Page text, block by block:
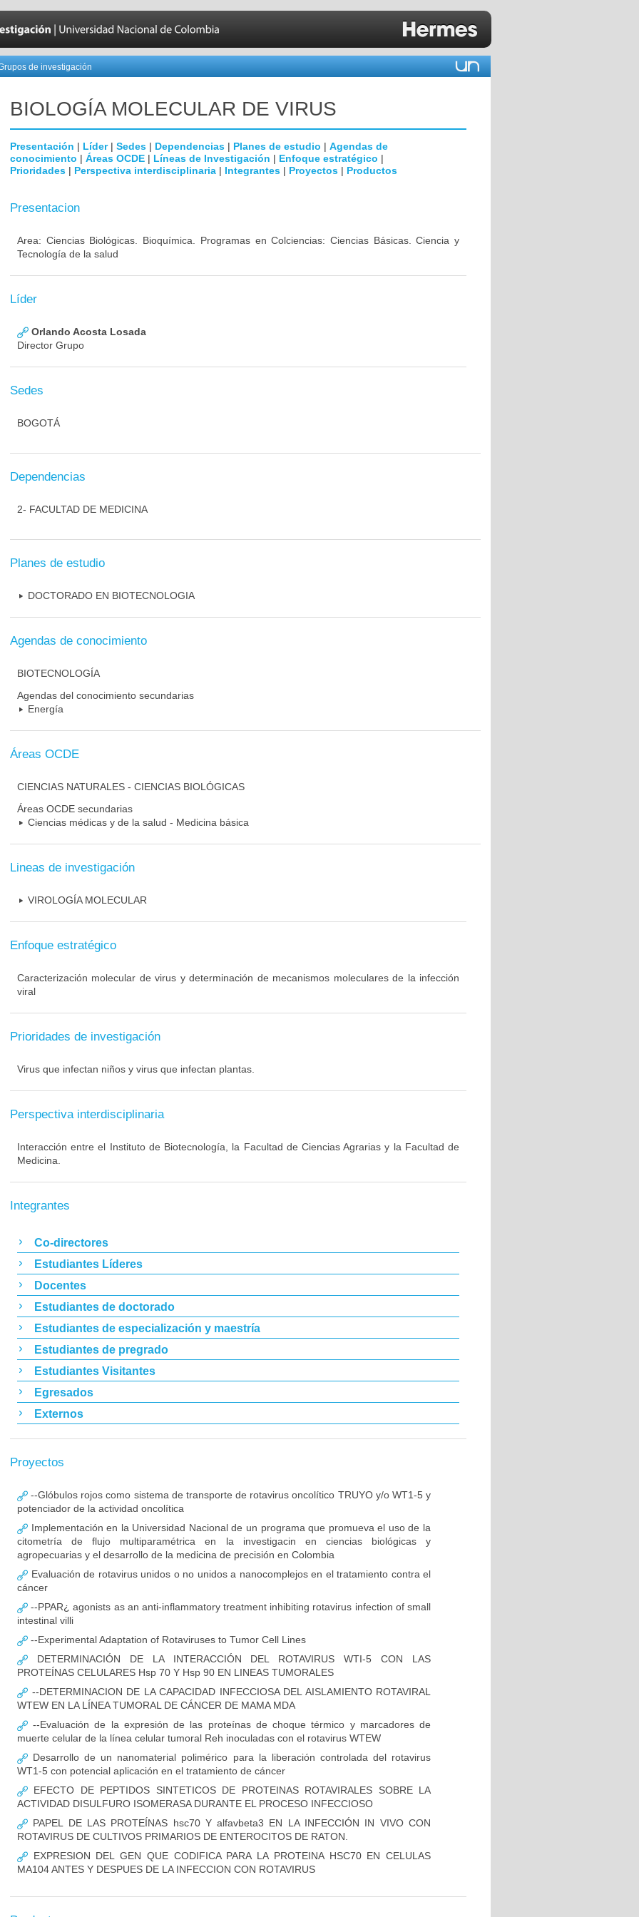
de investigación
BIOLOGÍA MOLECULAR DE VIRUS
Presentación | Líder| Sedes | Dependencias | Planes de estudio | Agendas de
conocimiento | Áreas OCDE | Líneas de Investigación | Enfoque estratégico |
Prioridades | Perspectiva interdisciplinaria | Integrantes | Proyectos | Productos
Presentacion
Area: Ciencias Biológicas. Bioquímica. Programas en Colciencias: Ciencias Básicas. Ciencia y
Tecnología de la salud
Líder
Orlando Acosta Losada
Director Grupo
Sedes
BOGOTÁ
Dependencias
2- FACULTAD DE MEDICINA
Planes de estudio
DOCTORADO EN BIOTECNOLOGIA
Agendas de conocimiento
BIOTECNOLOGÍA
Agendas del conocimiento secundarias
Energía
Áreas OCDE
CIENCIAS NATURALES - CIENCIAS BIOLÓGICAS
Áreas OCDE secundarias
Ciencias médicas y de la salud - Medicina básica
Lineas de investigación
VIROLOGÍA MOLECULAR
Enfoque estratégico
Caracterización molecular de virus y determinación de mecanismos moleculares de la infección
viral
Prioridades de investigación
Virus que infectan niños y virus que infectan plantas.
Perspectiva interdisciplinaria
Interacción entre el Instituto de Biotecnología, la Facultad de Ciencias Agrarias y la Facultad de
Medicina.
Integrantes
Co-directores
Estudiantes Líderes
Docentes
Estudiantes de doctorado
Estudiantes de especialización y maestría
Estudiantes de pregrado
Estudiantes Visitantes
Egresados
Externos
Proyectos
--Glóbulos rojos como sistema de transporte de rotavirus oncolítico TRUYO y/o WT1-5 y
potenciador de la actividad oncolítica
Implementación en la Universidad Nacional de un programa que promueva el uso de la
citometría de flujo multiparamétrica en la investigacin en ciencias biológicas y
agropecuarias y el desarrollo de la medicina de precisión en Colombia
Evaluación de rotavirus unidos o no unidos a nanocomplejos en el tratamiento contra el
cáncer
--PPAR¿ agonists as an anti-inflammatory treatment inhibiting rotavirus infection of small
intestinal villi
--Experimental Adaptation of Rotaviruses to Tumor Cell Lines
DETERMINACIÓN DE LA INTERACCIÓN DEL ROTAVIRUS WTI-5 CON LAS
PROTEÍNAS CELULARES Hsp 70 Y Hsp 90 EN LINEAS TUMORALES
--DETERMINACION DE LA CAPACIDAD INFECCIOSA DEL AISLAMIENTO ROTAVIRAL
WTEW EN LA LÍNEA TUMORAL DE CÁNCER DE MAMA MDA
--Evaluación de la expresión de las proteínas de choque térmico y marcadores de
muerte celular de la línea celular tumoral Reh inoculadas con el rotavirus WTEW
Desarrollo de un nanomaterial polimérico para la liberación controlada del rotavirus
WT1-5 con potencial aplicación en el tratamiento de cáncer
EFECTO DE PEPTIDOS SINTETICOS DE PROTEINAS ROTAVIRALES SOBRE LA
ACTIVIDAD DISULFURO ISOMERASA DURANTE EL PROCESO INFECCIOSO
PAPEL DE LAS PROTEÍNAS hsc70 Y alfavbeta3 EN LA INFECCIÓN IN VIVO CON
ROTAVIRUS DE CULTIVOS PRIMARIOS DE ENTEROCITOS DE RATON.
EXPRESION DEL GEN QUE CODIFICA PARA LA PROTEINA HSC70 EN CELULAS
MA104 ANTES Y DESPUES DE LA INFECCION CON ROTAVIRUS